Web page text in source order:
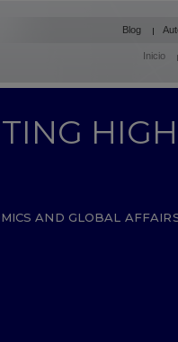
Blog
Inicio
AND GLOBAL